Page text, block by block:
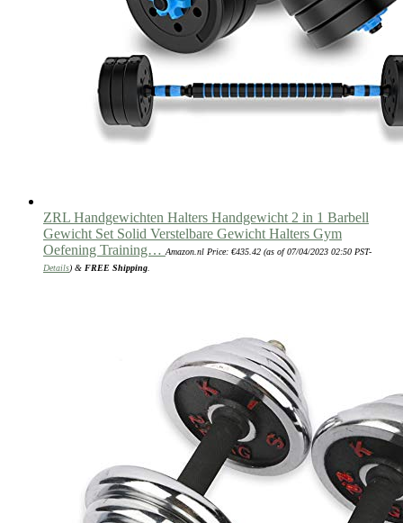
ZRL Handgewichten Halters Handgewicht 2 in 1 Barbell
Gewicht Set Solid Verstelbare Gewicht Halters Gym
Oefening Training… Amazon.nl Price: €435.42 (as of 07/04/2023 02:50 PST-
Details) & FREE Shipping